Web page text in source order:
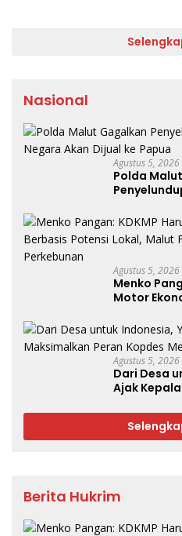
Nasional
Agustus 5, 2026
Polda
Agustus 5, 2026
Menko
Motor
Perikanan
Agustus 5, 2026
Dari Desa
Ajak
Berita Hukrim